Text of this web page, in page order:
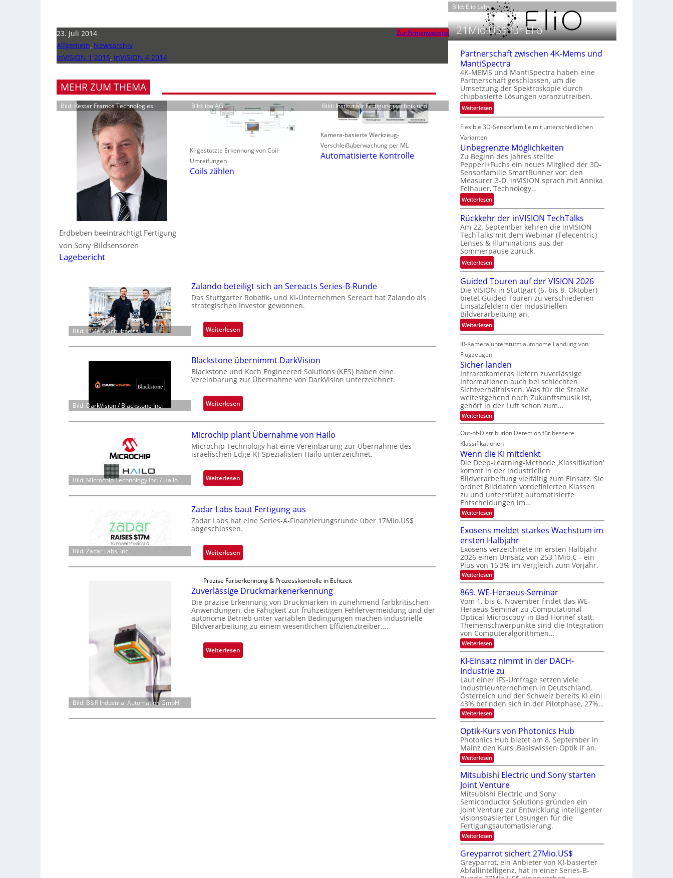
23. Juli 2014
Allgemein, Newsarchiv
inVISION 1 2015, inVISION 4 2014
Zur Firmenwebsite
MEHR ZUM THEMA
Bild: Restar Framos Technologies
Erdbeben beeinträchtigt Fertigung
von Sony-Bildsensoren
Lagebericht
Bild: iba AG
KI-gestützte Erkennung von Coil-
Umreifungen
Coils zählen
Bild: Institut für Fertigungstechnik und
Kamera-basierte Werkzeug-
Verschleißüberwachung per ML
Automatisierte Kontrolle
Bild: ©Marc Schultheiss
Zalando beteiligt sich an Sereacts Series-B-Runde
Das Stuttgarter Robotik- und KI-Unternehmen Sereact hat Zalando als
strategischen Investor gewonnen.
Weiterlesen:
Z
a
l
a
n
o
b
e
t
e
i
i
g
t
s
i
c
n
e
r
e
a
c
s
S
-
Bild: DarkVision / Blackstone Inc.
Blackstone übernimmt DarkVision
Blackstone und Koch Engineered Solutions (KES) haben eine
Vereinbarung zur Übernahme von DarkVision unterzeichnet.
Weiterlesen:
B
l
a
c
k
t
o
n
e
ü
b
r
n
m
m
t
D
a
k
V
Bild: Microchip Technology Inc. / Hailo
Microchip plant Übernahme von Hailo
Microchip Technology hat eine Vereinbarung zur Übernahme des
israelischen Edge-KI-Spezialisten Hailo unterzeichnet.
Weiterlesen:
M
i
c
r
o
h
i
p
l
a
n
t
b
e
e
Bild: Zadar Labs, Inc.
Zadar Labs baut Fertigung aus
Zadar Labs hat eine Series-A-Finanzierungsrunde über 17Mio.US$
abgeschlossen.
Weiterlesen:
Z
d
a
r
L
a
s
b
r
Bild: B&R Industrial Automation GmbH
Präzise Farberkennung & Prozesskontrolle in Echtzeit
Zuverlässige Druckmarkenerkennung
Die präzise Erkennung von Druckmarken in zunehmend farbkritischen
Anwendungen, die Fähigkeit zur frühzeitigen Fehlervermeidung und der
autonome Betrieb unter variablen Bedingungen machen industrielle
Bildverarbeitung zu einem wesentlichen Effizienztreiber.…
Weiterlesen:
Z
2
2
6
e
m
o
r
a
f
i
e
i
n
f
t
-
u
n
d
R
a
u
m
f
a
h
r
t
e
c
h
n
i
k
r
s
e
z
i
n
E
M
E
A
-
R
e
g
i
o
n
Bild: Elio Labs.
21Mio.US$ für Elio
Partnerschaft zwischen 4K-Mems und
MantiSpectra
4K-MEMS und MantiSpectra haben eine
Partnerschaft geschlossen, um die
Umsetzung der Spektroskopie durch
chipbasierte Lösungen voranzutreiben.
Weiterlesen:
P
a
t
n
e
r
c
h
f
t
z
w
i
s
c
h
e
n
4
K
-
M
e
m
s
u
n
d
M
a
n
S
p
e
c
t
r
a
Flexible 3D-Sensorfamilie mit unterschiedlichen
Varianten
Unbegrenzte Möglichkeiten
Zu Beginn des Jahres stellte
Pepperl+Fuchs ein neues Mitglied der 3D-
Sensorfamilie SmartRunner vor: den
Measurer 3-D. inVISION sprach mit Annika
Felhauer, Technology…
Weiterlesen:
U
n
b
e
g
r
e
z
t
e
M
g
l
h
k
e
i
t
e
Rückkehr der inVISION TechTalks
Am 22. September kehren die inVISION
TechTalks mit dem Webinar (Telecentric)
Lenses & Illuminations aus der
Sommerpause zurück.
Weiterlesen:
R
ü
c
k
k
e
h
d
e
r
i
n
V
I
S
I
O
N
T
e
c
h
T
a
l
k
s
Guided Touren auf der VISION 2026
Die VISION in Stuttgart (6. bis 8. Oktober)
bietet Guided Touren zu verschiedenen
Einsatzfeldern der industriellen
Bildverarbeitung an.
Weiterlesen:
G
u
i
d
e
d
T
o
u
r
e
a
u
f
d
e
r
V
I
O
N
2
0
2
6
IR-Kamera unterstützt autonome Landung von
Flugzeugen
Sicher landen
Infrarotkameras liefern zuverlässige
Informationen auch bei schlechten
Sichtverhältnissen. Was für die Straße
weitestgehend noch Zukunftsmusik ist,
gehört in der Luft schon zum…
Weiterlesen:
S
c
h
r
l
a
n
d
e
n
Out-of-Distribution Detection für bessere
Klassifikationen
Wenn die KI mitdenkt
Die Deep-Learning-Methode ‚Klassifikation‘
kommt in der industriellen
Bildverarbeitung vielfältig zum Einsatz. Sie
ordnet Bilddaten vordefinierten Klassen
zu und unterstützt automatisierte
Entscheidungen im…
Weiterlesen:
W
n
n
d
e
K
I
m
i
t
d
e
n
k
t
Exosens meldet starkes Wachstum im
ersten Halbjahr
Exosens verzeichnete im ersten Halbjahr
2026 einen Umsatz von 253,1Mio.€ – ein
Plus von 15,3% im Vergleich zum Vorjahr.
Weiterlesen:
E
x
o
s
e
n
s
m
e
l
d
e
t
s
t
a
r
k
e
s
W
a
c
h
s
t
u
m
i
m
e
r
s
t
e
n
H
a
b
j
a
h
869. WE-Heraeus-Seminar
Vom 1. bis 6. November findet das WE-
Heraeus-Seminar zu ‚Computational
Optical Microscopy‘ in Bad Honnef statt.
Themenschwerpunkte sind die Integration
von Computeralgorithmen…
Weiterlesen:
8
9
.
W
E
-
H
e
r
a
u
s
-
S
e
m
i
n
a
r
KI-Einsatz nimmt in der DACH-
Industrie zu
Laut einer IFS-Umfrage setzen viele
Industrieunternehmen in Deutschland,
Österreich und der Schweiz bereits KI ein:
43% befinden sich in der Pilotphase, 27%…
Weiterlesen:
K
-
E
i
n
s
t
z
n
i
m
m
t
i
n
d
e
r
D
A
C
Optik-Kurs von Photonics Hub
Photonics Hub bietet am 8. September in
Mainz den Kurs ‚Basiswissen Optik II‘ an.
Weiterlesen:
O
p
t
i
k
-
K
u
r
s
v
o
P
h
o
t
Mitsubishi Electric und Sony starten
Joint Venture
Mitsubishi Electric und Sony
Semiconductor Solutions gründen ein
Joint Venture zur Entwicklung intelligenter
visionsbasierter Lösungen für die
Fertigungsautomatisierung.
Weiterlesen:
M
t
s
u
Greyparrot sichert 27Mio.US$
Greyparrot, ein Anbieter von KI-basierter
Abfallintelligenz, hat in einer Series-B-